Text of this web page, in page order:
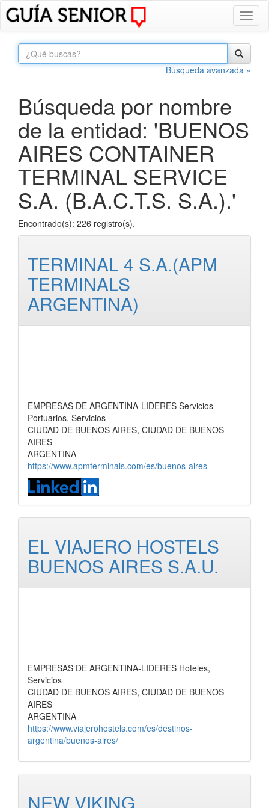
Búsqueda avanzada »
Búsqueda por nombre
de la entidad: 'BUENOS
AIRES CONTAINER
TERMINAL SERVICE
S.A. (B.A.C.T.S. S.A.).'
Encontrado(s): 226 registro(s).
TERMINAL 4 S.A.(APM
TERMINALS
ARGENTINA)
EMPRESAS DE ARGENTINA-LIDERES Servicios
Portuarios, Servicios
CIUDAD DE BUENOS AIRES, CIUDAD DE BUENOS
AIRES
ARGENTINA
https://www.apmterminals.com/es/buenos-aires
EL VIAJERO HOSTELS
BUENOS AIRES S.A.U.
EMPRESAS DE ARGENTINA-LIDERES Hoteles,
Servicios
CIUDAD DE BUENOS AIRES, CIUDAD DE BUENOS
AIRES
ARGENTINA
https://www.viajerohostels.com/es/destinos-
argentina/buenos-aires/
NEW VIKING